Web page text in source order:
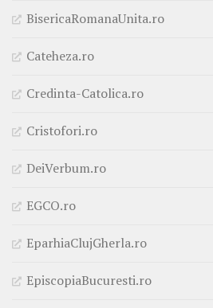
BisericaRomanaUnita.ro
Cateheza.ro
Credinta-Catolica.ro
Cristofori.ro
DeiVerbum.ro
EGCO.ro
EparhiaClujGherla.ro
EpiscopiaBucuresti.ro